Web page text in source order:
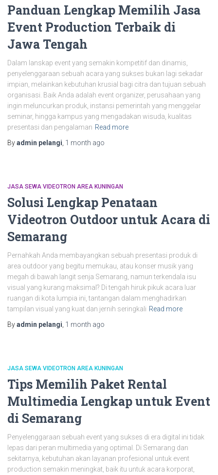
Panduan Lengkap Memilih Jasa
Event Production Terbaik di
Jawa Tengah
Dalam lanskap event yang semakin kompetitif dan dinamis,
penyelenggaraan sebuah acara yang sukses bukan lagi sekadar
impian, melainkan kebutuhan krusial bagi citra dan tujuan sebuah
organisasi. Baik Anda adalah event organizer, perusahaan yang
ingin meluncurkan produk, instansi pemerintah yang menggelar
seminar, hingga kampus yang mengadakan wisuda, kualitas
presentasi dan pengalaman Read more
Byadmin pelangi 1 month ago
JASA SEWA VIDEOTRON AREA KUNINGAN
Solusi Lengkap Penataan
Videotron Outdoor untuk Acara di
Semarang
Pernahkah Anda membayangkan sebuah presentasi produk di
area outdoor yang begitu memukau, atau konser musik yang
megah di bawah langit senja Semarang, namun terkendala isu
visual yang kurang maksimal? Di tengah hiruk pikuk acara luar
ruangan di kota lumpia ini, tantangan dalam menghadirkan
tampilan visual yang kuat dan jernih seringkali Read more
Byadmin pelangi 1 month ago
JASA SEWA VIDEOTRON AREA KUNINGAN
Tips Memilih Paket Rental
Multimedia Lengkap untuk Event
di Semarang
Penyelenggaraan sebuah event yang sukses di era digital ini tidak
lepas dari peran multimedia yang optimal. Di Semarang dan
sekitarnya, kebutuhan akan layanan profesional untuk event
production semakin meningkat, baik itu untuk acara korporat,